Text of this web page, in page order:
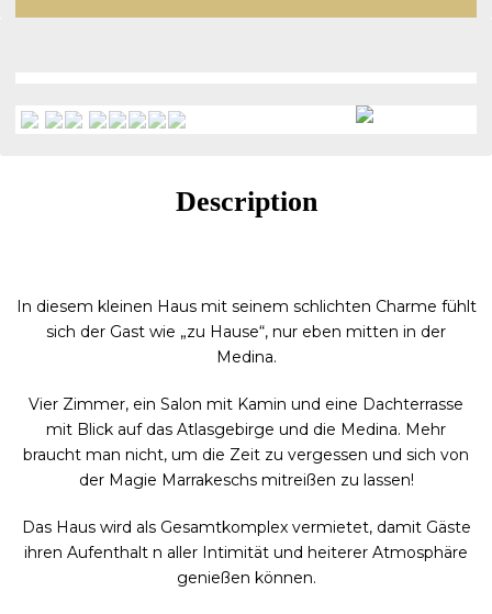
Description
In diesem kleinen Haus mit seinem schlichten Charme fühlt
sich der Gast wie „zu Hause“, nur eben mitten in der
Medina.
Vier Zimmer, ein Salon mit Kamin und eine Dachterrasse
mit Blick auf das Atlasgebirge und die Medina. Mehr
braucht man nicht, um die Zeit zu vergessen und sich von
der Magie Marrakeschs mitreißen zu lassen!
Das Haus wird als Gesamtkomplex vermietet, damit Gäste
ihren Aufenthalt n aller Intimität und heiterer Atmosphäre
genießen können.